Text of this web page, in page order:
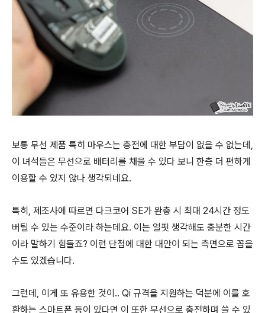
보통 무선 제품 특히 마우스는 충전에 대한 부담이 없을 수 없는데,
이 녀석들은 무선으로 배터리를 채울 수 있다 보니 한층 더 편하게
이용할 수 있지 않나 생각되네요.
특히, 제조사에 따르면 다크코어 SE가 완충 시 최대 24시간 정도
버틸 수 있는 수준이라 하는데요. 이는 얼핏 생각해도 충분한 시간
이라 말하기 힘들죠? 이런 단점에 대한 대안이 되는 측면으로 꼽을
수도 있겠습니다.
그런데, 이게 또 유용한 것이.. Qi 규격을 지원하는 덕분에 이를 호
환하는 스마트폰 등이 있다면 이 또한 무선으로 충전하며 쓸 수 있